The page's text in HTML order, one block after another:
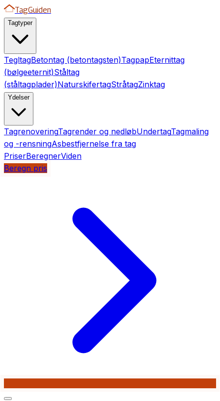
TagGuiden
Tagtyper
TegltagBetontag (betontagsten)TagpapEternittag
(bølgeeternit)Ståltag
(ståltagplader)NaturskifertagStråtagZinktag
Ydelser
TagrenoveringTagrender og nedløbUndertagTagmaling
og -rensningAsbestfjernelse fra tag
PriserBeregnerViden
Beregn pris